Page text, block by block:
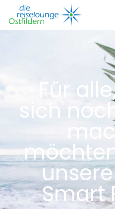
Für
sich
Smart